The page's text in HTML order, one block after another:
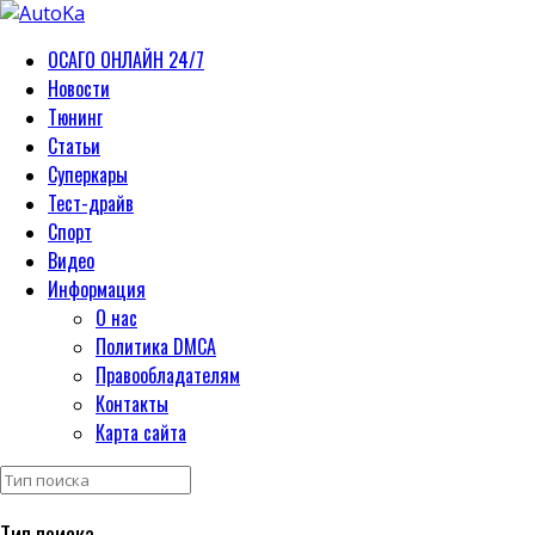
ОСАГО ОНЛАЙН 24/7
Новости
Тюнинг
Статьи
Суперкары
Тест-драйв
Спорт
Видео
Информация
О нас
Политика DMCA
Правообладателям
Контакты
Карта сайта